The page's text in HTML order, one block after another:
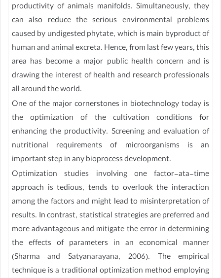
productivity of animals manifolds. Simultaneously, they
can also reduce the serious environmental problems
caused by undigested phytate, which is main byproduct of
human and animal excreta. Hence, from last few years, this
area has become a major public health concern and is
drawing the interest of health and research professionals
all around the world.
One of the major cornerstones in biotechnology today is
the optimization of the cultivation conditions for
enhancing the productivity. Screening and evaluation of
nutritional requirements of microorganisms is an
important step in any bioprocess development.
Optimization studies involving one factor-ata-time
approach is tedious, tends to overlook the interaction
among the factors and might lead to misinterpretation of
results. In contrast, statistical strategies are preferred and
more advantageous and mitigate the error in determining
the effects of parameters in an economical manner
(Sharma and Satyanarayana, 2006). The empirical
technique is a traditional optimization method employing